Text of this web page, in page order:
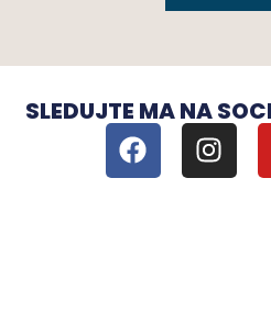
SLEDUJTE MA NA